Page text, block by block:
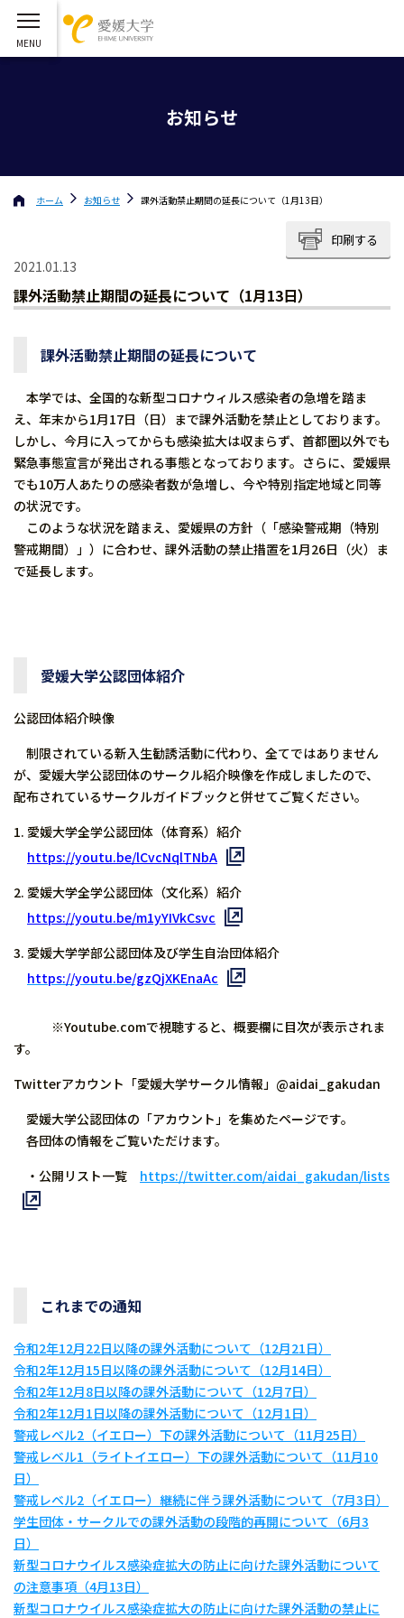
お知らせ
ホーム お知らせ 課外活動禁止期間の延長について（1月13日）
印刷する
2021.01.13
課外活動禁止期間の延長について（1月13日）
課外活動禁止期間の延長について
本学では、全国的な新型コロナウィルス感染者の急増を踏ま
え、年末から1月17日（日）まで課外活動を禁止としております。
しかし、今月に入ってからも感染拡大は収まらず、首都圏以外でも
緊急事態宣言が発出される事態となっております。さらに、愛媛県
でも10万人あたりの感染者数が急増し、今や特別指定地域と同等
の状況です。
このような状況を踏まえ、愛媛県の方針（「感染警戒期（特別
警戒期間）」）に合わせ、課外活動の禁止措置を1月26日（火）ま
で延長します。
愛媛大学公認団体紹介
公認団体紹介映像
制限されている新入生勧誘活動に代わり、全てではありません
が、愛媛大学公認団体のサークル紹介映像を作成しましたので、
配布されているサークルガイドブックと併せてご覧ください。
愛媛大学全学公認団体（体育系）紹介
https://youtu.be/lCvcNqlTNbA
愛媛大学全学公認団体（文化系）紹介
https://youtu.be/m1yYIVkCsvc
愛媛大学学部公認団体及び学生自治団体紹介
https://youtu.be/gzQjXKEnaAc
※Youtube.comで視聴すると、概要欄に目次が表示されま
す。
Twitterアカウント「愛媛大学サークル情報」@aidai_gakudan
愛媛大学公認団体の「アカウント」を集めたページです。
各団体の情報をご覧いただけます。
・公開リスト一覧 https://twitter.com/aidai_gakudan/lists
これまでの通知
令和2年12月22日以降の課外活動について（12月21日）
令和2年12月15日以降の課外活動について（12月14日）
令和2年12月8日以降の課外活動について（12月7日）
令和2年12月1日以降の課外活動について（12月1日）
警戒レベル2（イエロー）下の課外活動について（11月25日）
警戒レベル1（ライトイエロー）下の課外活動について（11月10
日）
警戒レベル2（イエロー）継続に伴う課外活動について（7月3日）
学生団体・サークルでの課外活動の段階的再開について（6月3
日）
新型コロナウイルス感染症拡大の防止に向けた課外活動について
の注意事項（4月13日）
新型コロナウイルス感染症拡大の防止に向けた課外活動の禁止に